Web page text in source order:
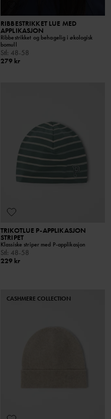
RIBBESTRIKKET LUE MED
APPLIKASJON
Ribbestrikket og behagelig i økologisk
bomull
Stl: 48-58
279 kr
TRIKOTLUE P-APPLIKASJON
STRIPET
Klassiske striper med P-applikasjon
Stl: 48-58
229 kr
CASHMERE COLLECTION